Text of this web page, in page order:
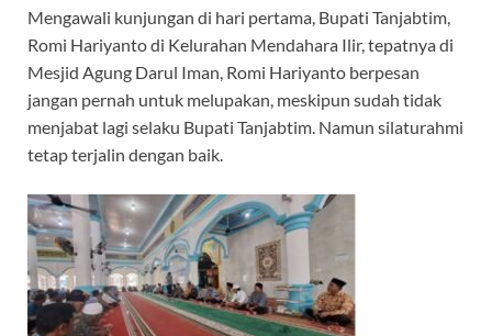
Mengawali kunjungan di hari pertama, Bupati Tanjabtim,
Romi Hariyanto di Kelurahan Mendahara Ilir, tepatnya di
Mesjid Agung Darul Iman, Romi Hariyanto berpesan
jangan pernah untuk melupakan, meskipun sudah tidak
menjabat lagi selaku Bupati Tanjabtim. Namun silaturahmi
tetap terjalin dengan baik.